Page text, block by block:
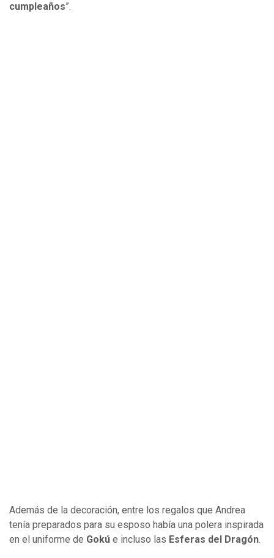
cumpleaños”.
Además de la decoración, entre los regalos que Andrea
tenía preparados para su esposo había una polera inspirada
en el uniforme de Gokú e incluso las Esferas del Dragón